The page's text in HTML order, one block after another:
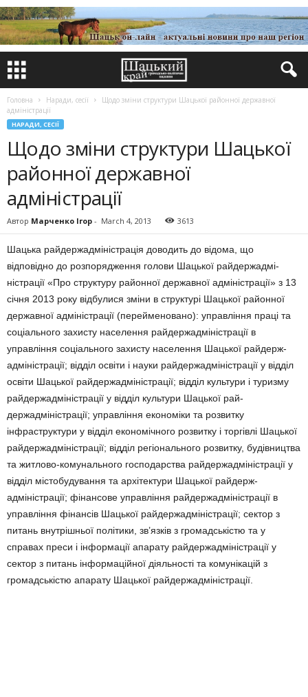
Головна Наради, сесії
Щодо зміни структури Шацької районної державної
адміністрації
НАРАДИ, СЕСІЇ
Щодо зміни структури Шацької
районної державної
адміністрації
Автор Марченко Ігор - March 4, 2013 3613
Шацька райдержадміністрація доводить до відома, що
відповідно до розпо­ряд­ження голови Шацької райдерж­адмі­
ністрації «Про структуру районної державної адміністрації» з 13
січня 2013 року відбулися зміни в структурі Шацької районної
державної адміністрації (перейменовано): управління пра­ці та
соціального захисту населення рай­держадміністрації в
управління соціального за­хисту населення Шацької райдерж­
адмі­ністрації; відділ освіти і науки райдерж­адмі­ністрації у відділ
освіти Шацької райдерж­адмі­ністрації; відділ культури і туризму
рай­держ­адміністрації у відділ культури Шацької рай­
держадміністрації; управління економіки та розвитку
інфраструктури у відділ еконо­міч­ного розвитку і торгівлі Шацької
райдерж­адміністрації; відділ регіонального розвитку, будівництва
та житлово-комунального гос­по­дарства райдержадміністрації у
відділ місто­будування та архітектури Шацької райдерж­
адміністрації; фінансове управління рай­дер­ж­адміністрації в
управління фінансів Шацької райдержадміністрації; сектор з
питань внут­ріш­ньої політики, зв’язків з громадськістю та у
справах преси і інформації апарату рай­держ­­адміністрації у
сектор з питань інфор­ма­ційної діяльності та комунікацій з
громадськістю апарату Шацької райдержадміністрації.